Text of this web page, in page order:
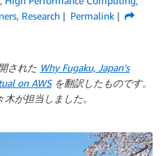
, Research
Permalink
された Why Fugaku, Japan’s
on AWSを翻訳したものです。
が担当しました。